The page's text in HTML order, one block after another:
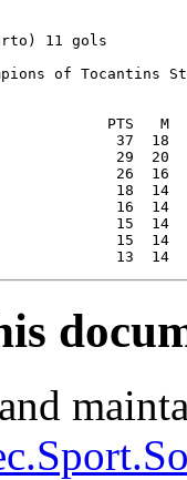
11 gols
of Tocantins
PTS   M   W
37  18
29  20
26  16
18  14
16  14
15  14
15  14